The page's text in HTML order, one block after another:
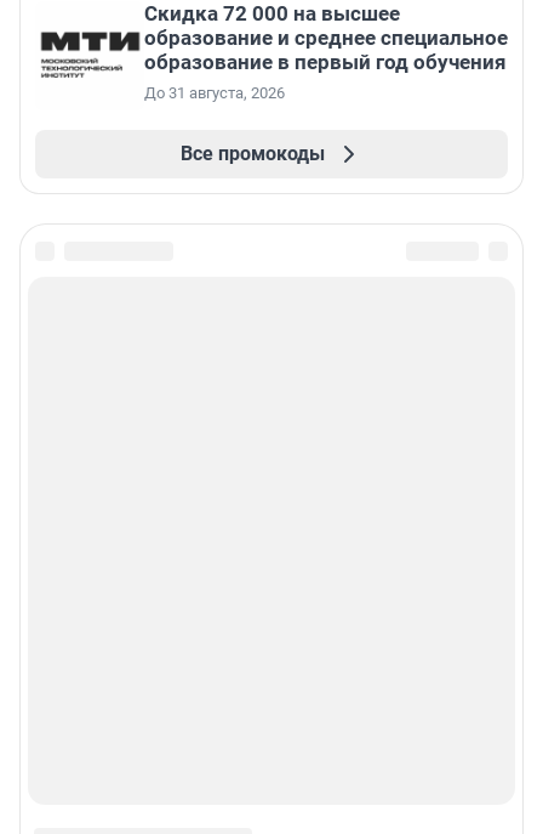
Скидка 72 000 на высшее
образование и среднее специальное
образование в первый год обучения
До 31 августа, 2026
Все промокоды